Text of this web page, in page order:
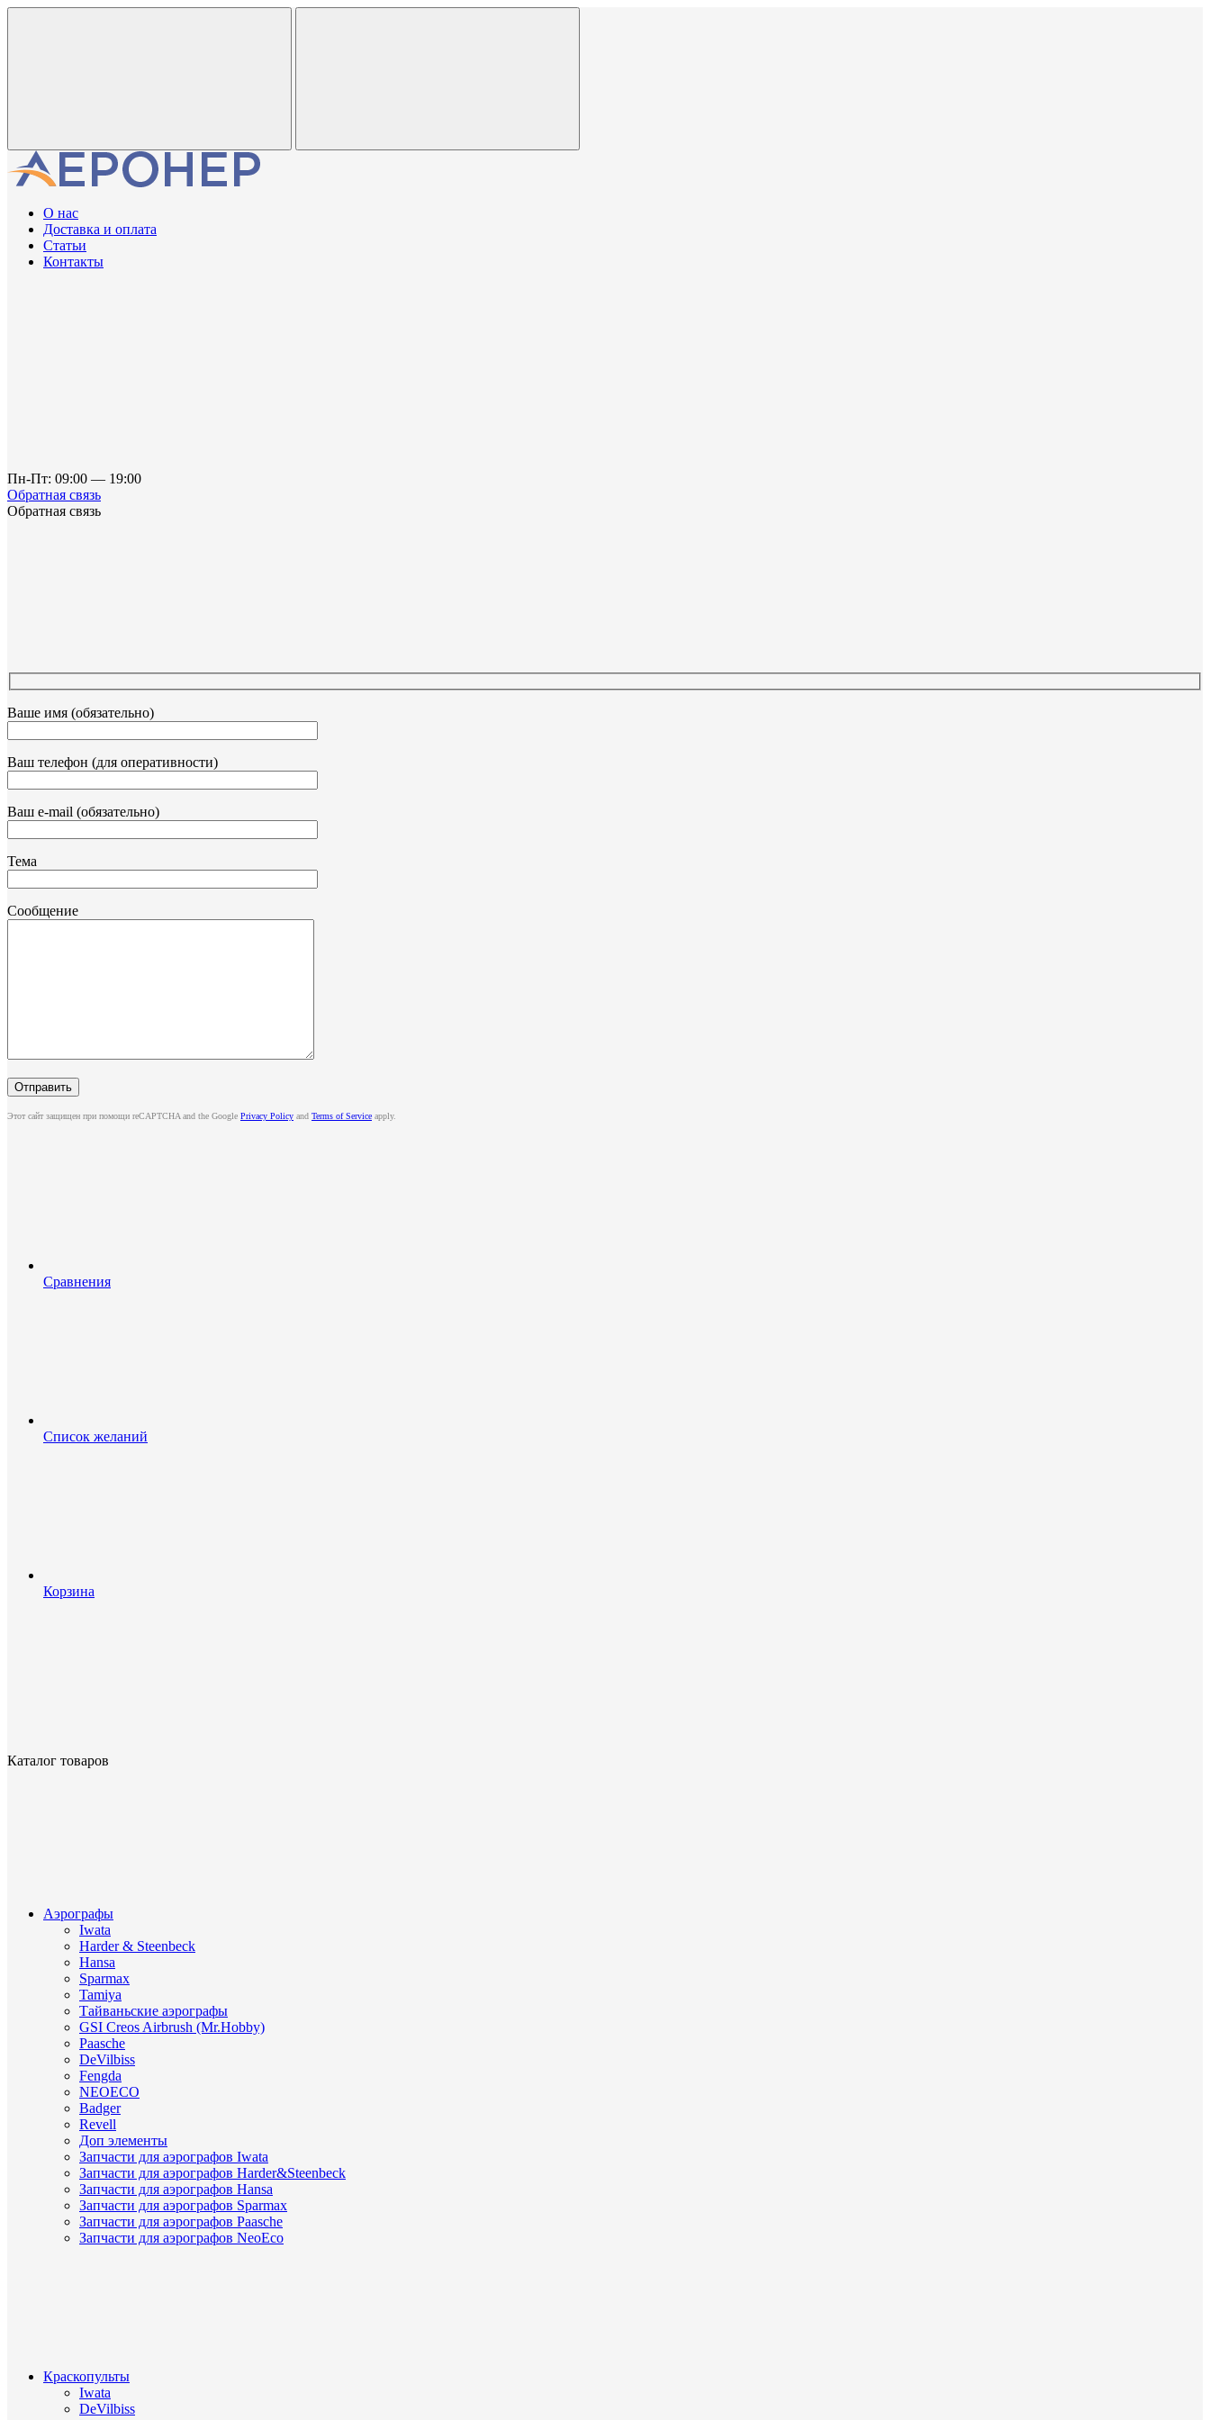
О нас
Доставка и оплата
Статьи
Контакты
Пн-Пт: 09:00 — 19:00
Обратная связь
Обратная связь
Ваше имя (обязательно)
Ваш телефон (для оперативности)
Ваш e-mail (обязательно)
Тема
Сообщение
Этот сайт защищен при помощи reCAPTCHA and the Google Privacy Policy and Terms of Service apply.
Сравнения
Список желаний
Корзина
Каталог товаров
Аэрографы
Iwata
Harder & Steenbeck
Hansa
Sparmax
Tamiya
Тайваньские аэрографы
GSI Creos Airbrush (Mr.Hobby)
Paasche
DeVilbiss
Fengda
NEOECO
Badger
Revell
Доп элементы
Запчасти для аэрографов Iwata
Запчасти для аэрографов Harder&Steenbeck
Запчасти для аэрографов Hansa
Запчасти для аэрографов Sparmax
Запчасти для аэрографов Paasche
Запчасти для аэрографов NeoEco
Краскопульты
Iwata
DeVilbiss